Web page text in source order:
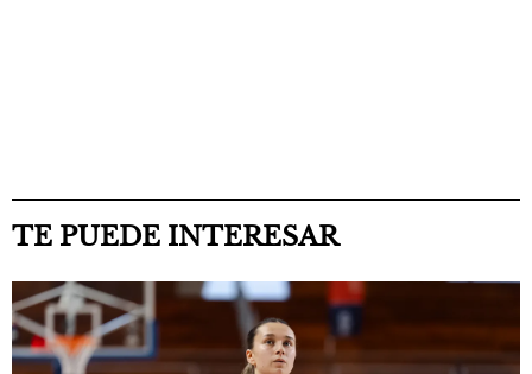
TE PUEDE INTERESAR